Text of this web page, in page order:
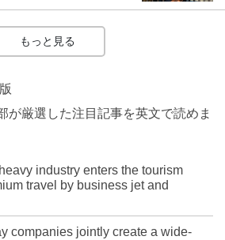
もっと見る
が厳選した注目記事を英文で読めま
industry enters the tourism
travel by business jet and
companies jointly create a wide-